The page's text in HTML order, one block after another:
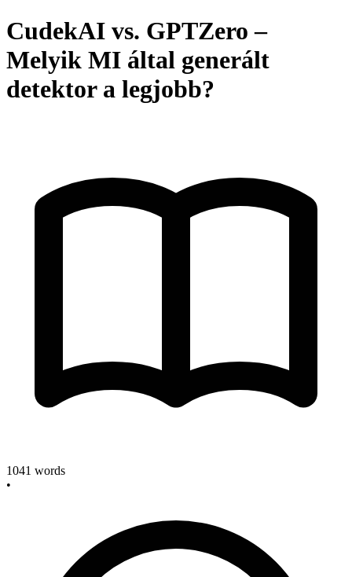
CudekAI vs. GPTZero –
Melyik MI által generált
detektor a legjobb?
1041 words
•